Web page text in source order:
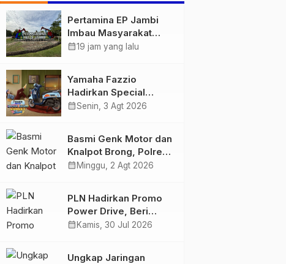
Pertamina EP Jambi
Imbau Masyarakat
Tidak Beraktivitas di
Bersama
calendar_month19 jam yang lalu
Yamaha Fazzio
Hadirkan Special
Edition Sunset Blue,
Semakin Skena
calendar_monthSenin, 3 Agt 2026
Basmi Genk Motor dan
Knalpot Brong, Polres
Tanjab Barat Amankan
calendar_month Minggu, 2 Agt 2026
PLN Hadirkan Promo
Power Drive, Beri
Diskon Tambah Daya
calendar_month Kamis, 30 Jul 2026
Ungkap Jaringan